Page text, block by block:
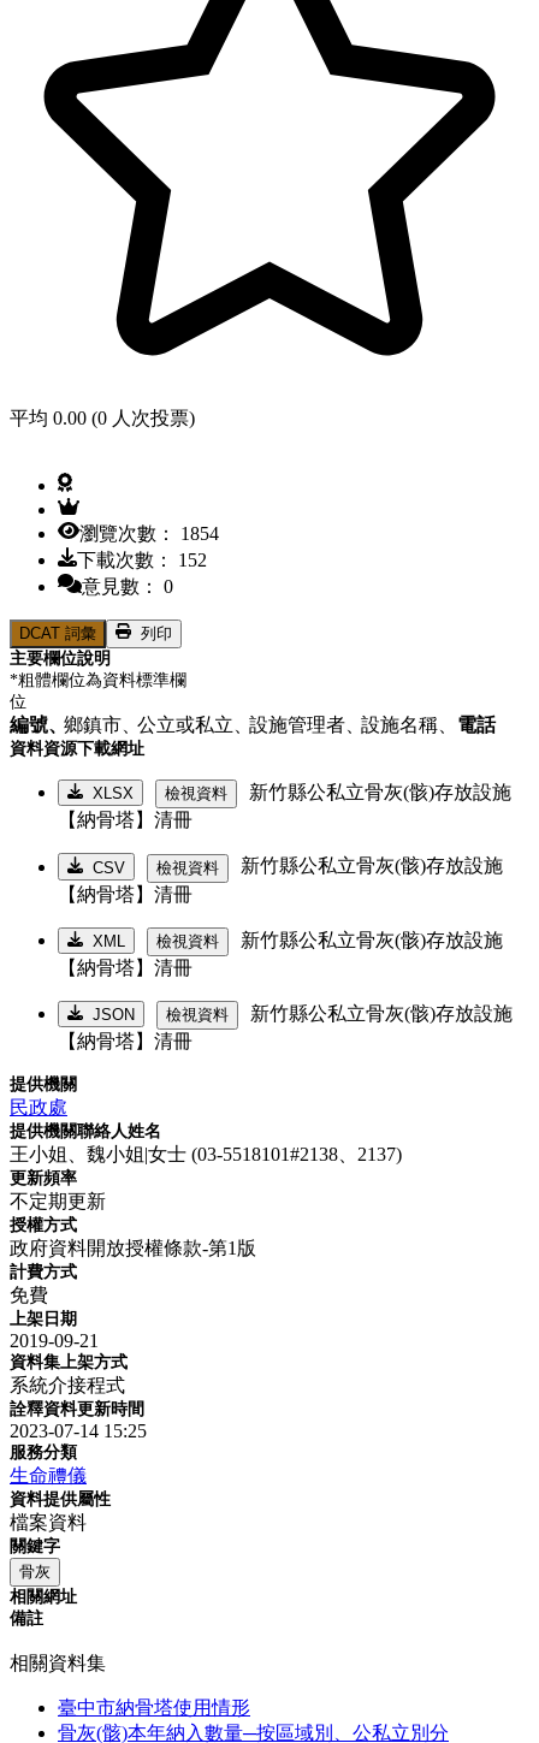
平均 0.00 (0 人次投票)
瀏覽次數： 1854
下載次數： 152
意見數： 0
DCAT 詞彙
列印
主要欄位說明
*粗體欄位為資料標準欄
位
編號、鄉鎮市、公立或私立、設施管理者、設施名稱、 電話
資料資源下載網址
XLSX 檢視資料
新竹縣公私立骨灰(骸)存放設施
【納骨塔】清冊
CSV 檢視資料
新竹縣公私立骨灰(骸)存放設施
【納骨塔】清冊
XML 檢視資料
新竹縣公私立骨灰(骸)存放設施
【納骨塔】清冊
JSON 檢視資料
新竹縣公私立骨灰(骸)存放設施
【納骨塔】清冊
提供機關
民政處
提供機關聯絡人姓名
王小姐、魏小姐|女士 (03-5518101#2138、2137)
更新頻率
不定期更新
授權方式
政府資料開放授權條款-第1版
計費方式
免費
上架日期
2019-09-21
資料集上架方式
系統介接程式
詮釋資料更新時間
2023-07-14 15:25
服務分類
生命禮儀
資料提供屬性
檔案資料
關鍵字
骨灰
相關網址
備註
相關資料集
臺中市納骨塔使用情形
骨灰(骸)本年納入數量─按區域別、公私立別分